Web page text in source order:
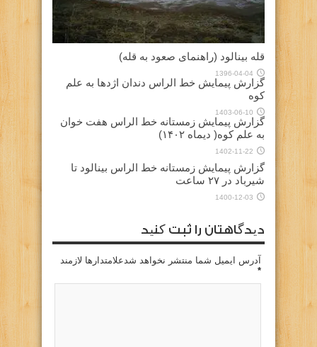
قله بینالود (راهنمای صعود به قله)
1396-04-04
گزارش پیمایش خط الراس دندان اژدها به علم
کوه
1403-06-10
گزارش پیمایش زمستانه خط الراس هفت خوان
به علم کوه( دیماه ۱۴۰۲)
1402-11-22
گزارش پیمایش زمستانه خط الراس بینالود تا
شیرباد در ۲۷ ساعت
1400-12-03
دیدگاهتان را ثبت کنید
آدرس ایمیل شما منتشر نخواهد شدعلامتدارها لازمند
*